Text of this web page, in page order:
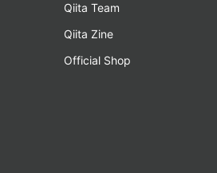
Qiita Team
Qiita Zine
Official Shop